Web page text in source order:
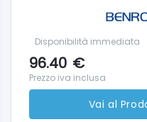
Disponibilità immediata
96.40 €
Prezzo iva inclusa
Vai al